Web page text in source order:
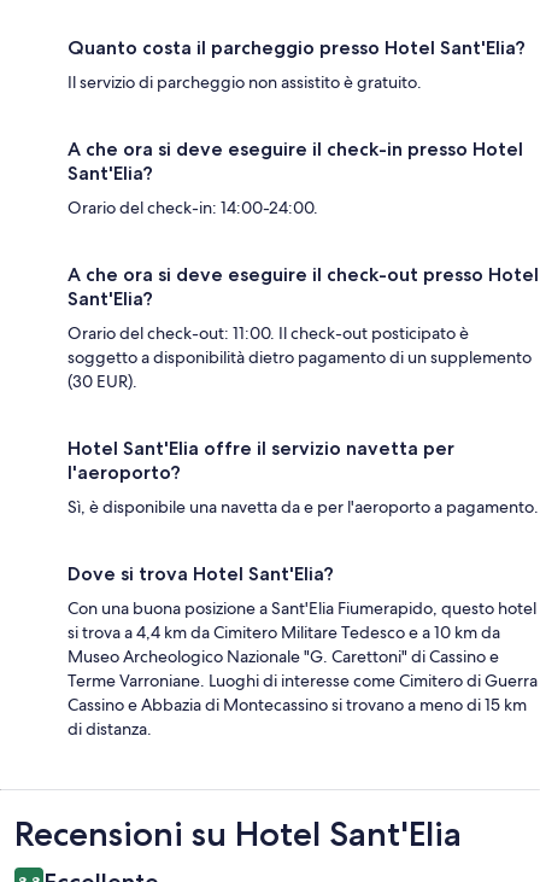
Quanto costa il parcheggio presso Hotel Sant'Elia?
Il servizio di parcheggio non assistito è gratuito.
A che ora si deve eseguire il check-in presso Hotel
Sant'Elia?
Orario del check-in: 14:00-24:00.
A che ora si deve eseguire il check-out presso Hotel
Sant'Elia?
Orario del check-out: 11:00. Il check-out posticipato è
soggetto a disponibilità dietro pagamento di un supplemento
(30 EUR).
Hotel Sant'Elia offre il servizio navetta per
l'aeroporto?
Sì, è disponibile una navetta da e per l'aeroporto a pagamento.
Dove si trova Hotel Sant'Elia?
Con una buona posizione a Sant'Elia Fiumerapido, questo hotel
si trova a 4,4 km da Cimitero Militare Tedesco e a 10 km da
Museo Archeologico Nazionale "G. Carettoni" di Cassino e
Terme Varroniane. Luoghi di interesse come Cimitero di Guerra
Cassino e Abbazia di Montecassino si trovano a meno di 15 km
di distanza.
Recensioni
Recensioni su Hotel Sant'Elia